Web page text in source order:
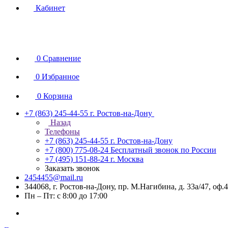
Кабинет
0 Сравнение
0 Избранное
0 Корзина
+7 (863) 245-44-55 г. Ростов-на-Дону
Назад
Телефоны
+7 (863) 245-44-55 г. Ростов-на-Дону
+7 (800) 775-08-24 Бесплатный звонок по России
+7 (495) 151-88-24 г. Москва
Заказать звонок
2454455@mail.ru
344068, г. Ростов-на-Дону, пр. М.Нагибина, д. 33а/47,
Пн – Пт: с 8:00 до 17:00